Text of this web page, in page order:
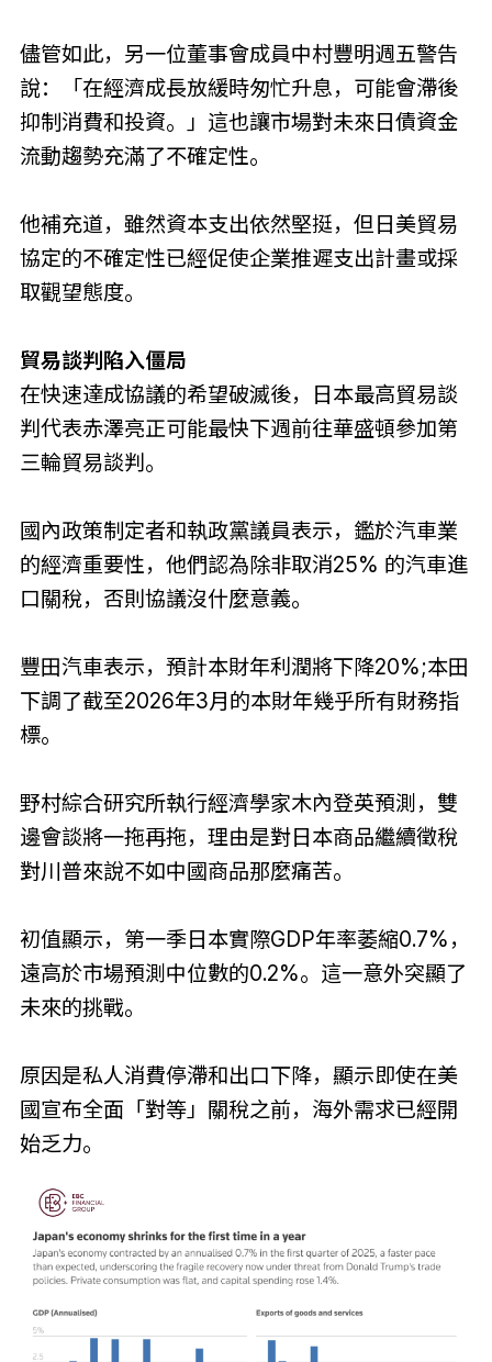
儘管如此，另一位董事會成員中村豐明週五警告
說：「在經濟成長放緩時匆忙升息，可能會滯後
抑制消費和投資。」這也讓市場對未來日債資金
流動趨勢充滿了不確定性。
他補充道，雖然資本支出依然堅挺，但日美貿易
協定的不確定性已經促使企業推遲支出計畫或採
取觀望態度。
貿易談判陷入僵局
在快速達成協議的希望破滅後，日本最高貿易談
判代表赤澤亮正可能最快下週前往華盛頓參加第
三輪貿易談判。
國內政策制定者和執政黨議員表示，鑑於汽車業
的經濟重要性，他們認為除非取消25% 的汽車進
口關稅，否則協議沒什麼意義。
豐田汽車表示，預計本財年利潤將下降20%;本田
下調了截至2026年3月的本財年幾乎所有財務指
標。
野村綜合研究所執行經濟學家木內登英預測，雙
邊會談將一拖再拖，理由是對日本商品繼續徵稅
對川普來說不如中國商品那麼痛苦。
初值顯示，第一季日本實際GDP年率萎縮0.7%，
遠高於市場預測中位數的0.2%。這一意外突顯了
未來的挑戰。
原因是私人消費停滯和出口下降，顯示即使在美
國宣布全面「對等」關稅之前，海外需求已經開
始乏力。